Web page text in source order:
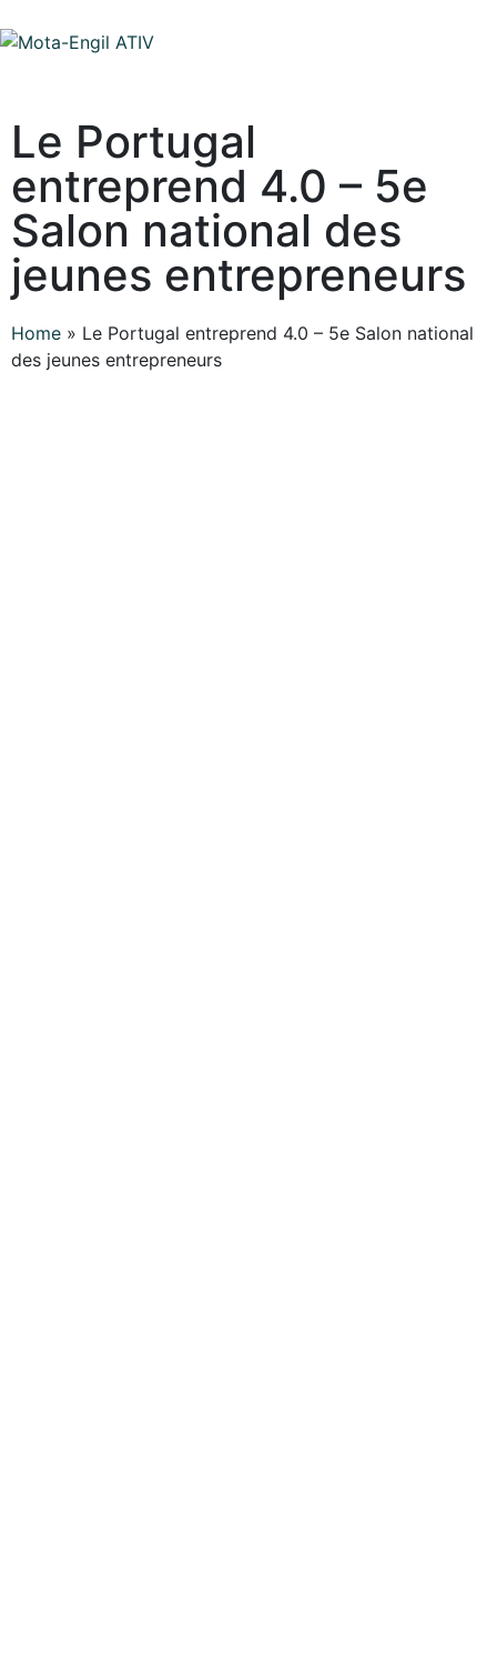
Le Portugal
entreprend 4.0 – 5e
Salon national des
jeunes entrepreneurs
Home » Le Portugal entreprend 4.0 – 5e Salon national
des jeunes entrepreneurs